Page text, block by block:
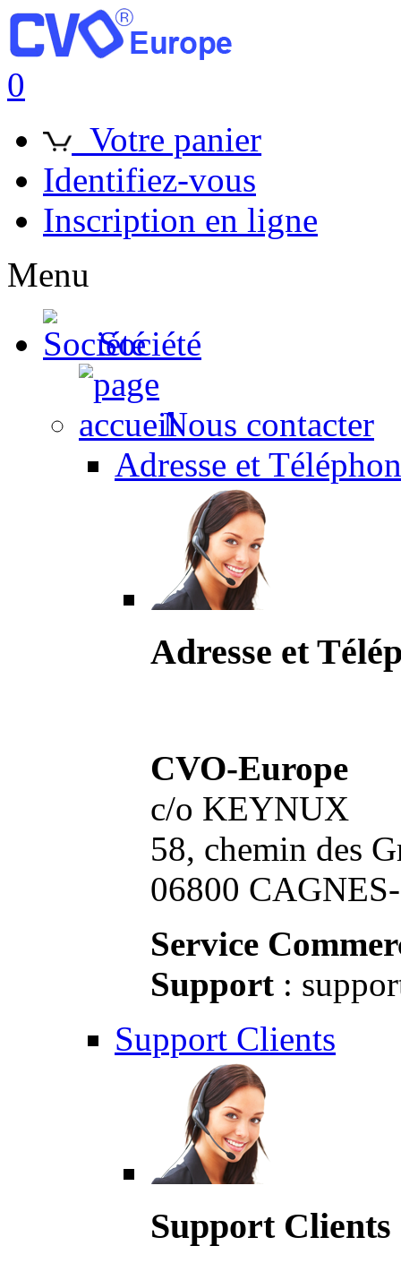
0
Votre panier
Identifiez-vous
Inscription en ligne
Menu
Société
Nous contacter
Adresse et
Adresse et
CVO-Europe
c/o KEYNUX
58, chemin des
06800
Service
Support :
Support Clients
Support Clients